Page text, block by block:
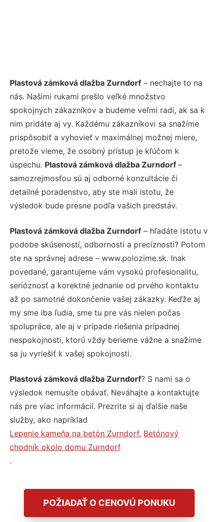
Plastová zámková dlažba Zurndorf – nechajte to na
nás. Našimi rukami prešlo veľké množstvo
spokojných zákazníkov a budeme veľmi radi, ak sa k
nim pridáte aj vy. Každému zákazníkovi sa snažíme
prispôsobiť a vyhovieť v maximálnej možnej miere,
pretože vieme, že osobný prístup je kľúčom k
úspechu. Plastová zámková dlažba Zurndorf –
samozrejmosťou sú aj odborné konzultácie či
detailné poradenstvo, aby ste mali istotu, že
výsledok bude presne podľa vašich predstáv.
Plastová zámková dlažba Zurndorf – hľadáte istotu v
podobe skúseností, odbornosti a precíznosti? Potom
ste na správnej adrese – www.polozime.sk. Inak
povedané, garantujeme vám vysokú profesionalitu,
serióznosť a korektné jednanie od prvého kontaktu
až po samotné dokončenie vašej zákazky. Keďže aj
my sme iba ľudia, sme tu pre vás nielen počas
spolupráce, ale aj v prípade riešenia prípadnej
nespokojnosti, ktorú vždy berieme vážne a snažíme
sa ju vyriešiť k vašej spokojnosti.
Plastová zámková dlažba Zurndorf? S nami sa o
výsledok nemusíte obávať. Neváhajte a kontaktujte
nás pre viac informácií. Prezrite si aj ďalšie naše
služby, ako napríklad
Lepenie kameňa na betón Zurndorf, Betónový
chodník okolo domu Zurndorf
.
POŽIADAŤ O CENOVÚ PONUKU